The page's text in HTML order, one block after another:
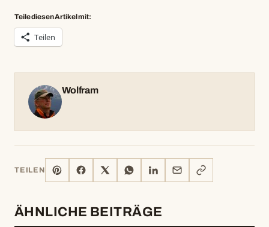
Teile diesen Artikel mit:
Teilen
Wolfram
TEILEN
PINTERESTFACEBOOK WHATSAPPLINKEDIN
MAIL
LINK
KOPIEREN
ÄHNLICHE BEITRÄGE